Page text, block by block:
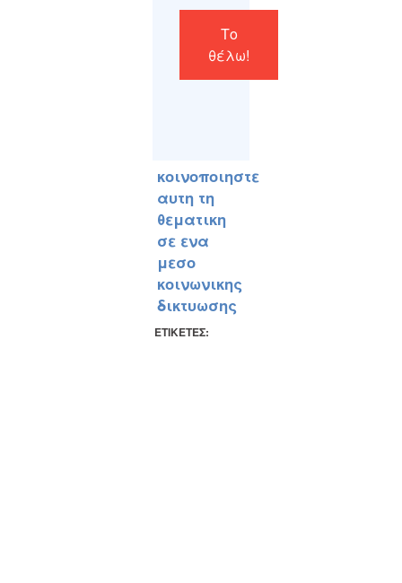
Το
θέλω!
κοινοποιηστε
αυτη τη
θεματικη
σε ενα
μεσο
κοινωνικης
δικτυωσης
ΕΤΙΚΕΤΕΣ: